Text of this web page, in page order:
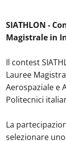
SIATHLON -
Magistrale in
Il contest
Lauree
Aerospaziale e
Politecnici
La
selezionare